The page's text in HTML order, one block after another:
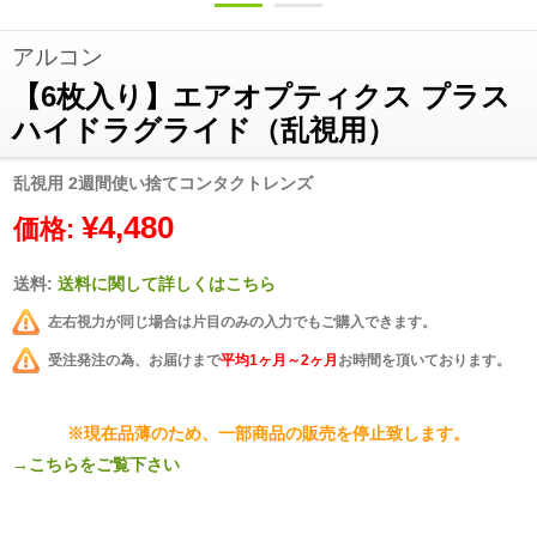
アルコン
【6枚入り】エアオプティクス プラス
ハイドラグライド（乱視用）
乱視用 2週間使い捨てコンタクトレンズ
価格:¥4,480
送料:送料に関して詳しくはこちら
左右視力が同じ場合は片目のみの入力でもご購入できます。
受注発注の為、お届けまで平均1ヶ月～2ヶ月 お時間を頂いております。
※現在品薄のため、一部商品の販売を停止致します。
→こちらをご覧下さい